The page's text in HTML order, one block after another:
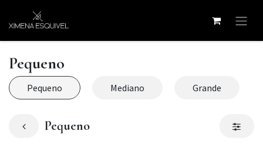
Pequeno
Pequeno Mediano Grande
Pequeno